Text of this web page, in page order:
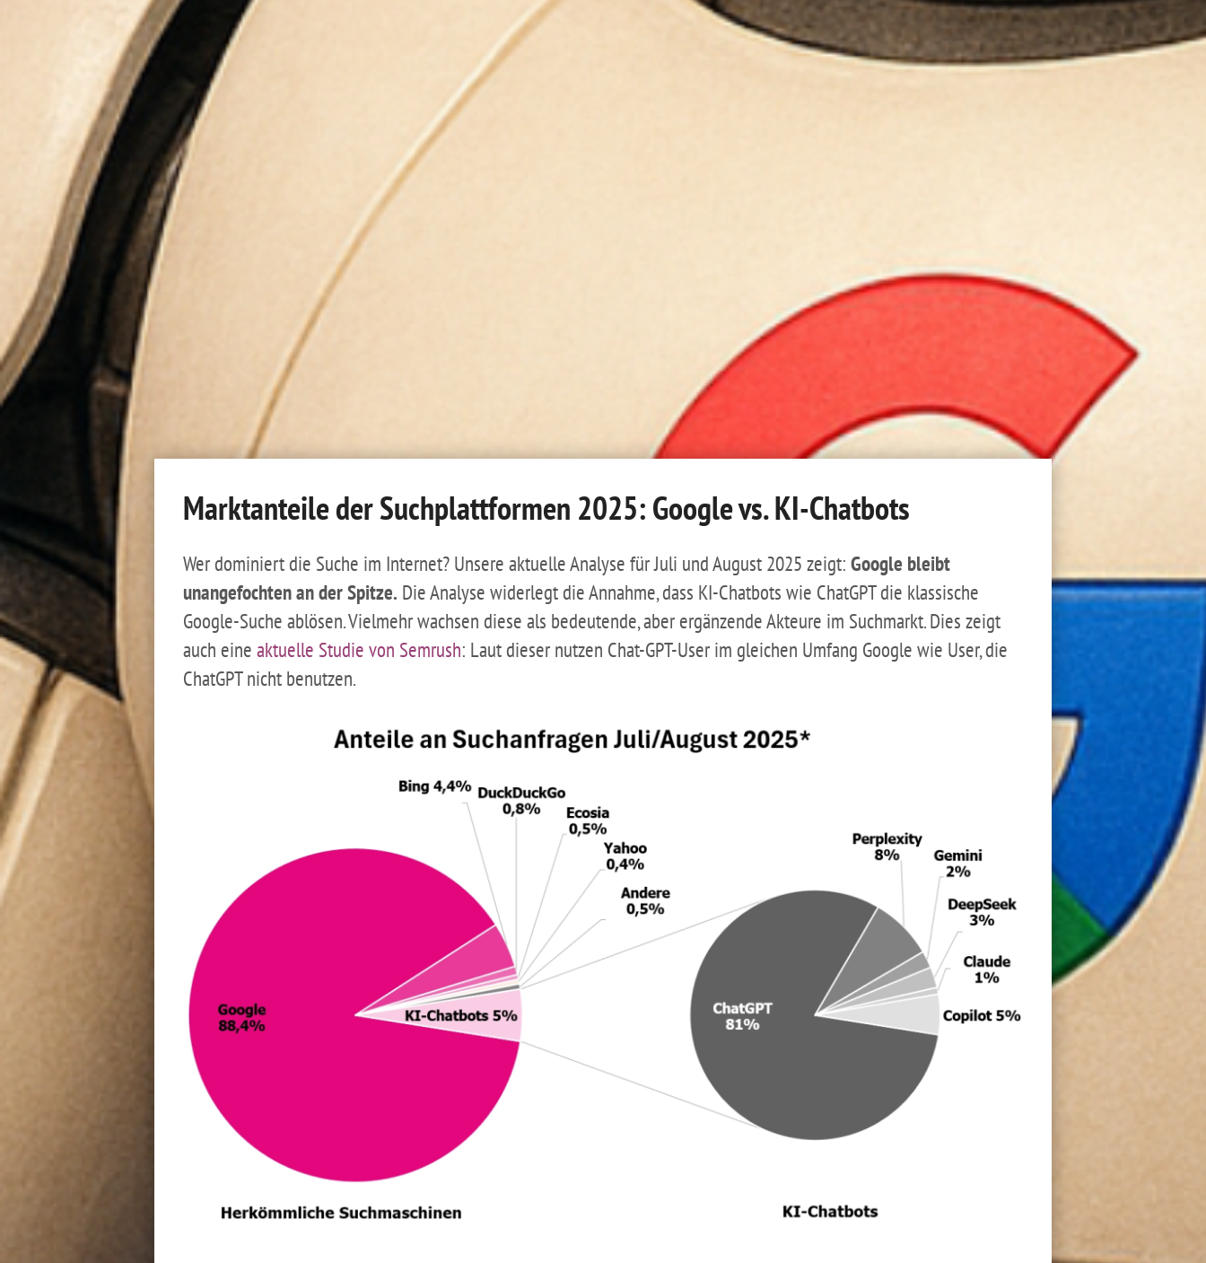
Marktanteile der Suchplattformen 2025: Google vs. KI-Chatbots
Wer dominiert die Suche im Internet? Unsere aktuelle Analyse für Juli und August 2025 zeigt: Google bleibt
unangefochten an der Spitze. Die Analyse widerlegt die Annahme, dass KI-Chatbots wie ChatGPT die klassische
Google-Suche ablösen. Vielmehr wachsen diese als bedeutende, aber ergänzende Akteure im Suchmarkt. Dies zeigt
auch eine aktuelle Studie von Semrush: Laut dieser nutzen Chat-GPT-User im gleichen Umfang Google wie User, die
ChatGPT nicht benutzen.